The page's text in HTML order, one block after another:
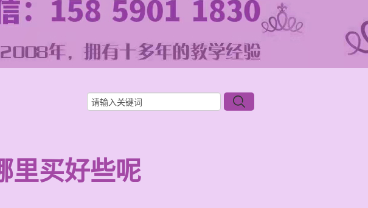
里买好些呢